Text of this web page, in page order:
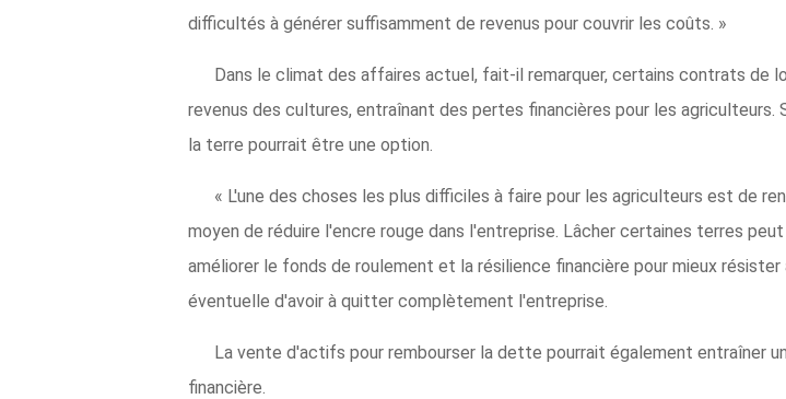
difficultés à générer suffisamment de revenus pour couvrir les coûts. »
Dans le climat des affaires actuel, fait-il remarquer, certains contrats de
revenus des cultures, entraînant des pertes financières pour les agriculteurs.
la terre pourrait être une option.
« L'une des choses les plus difficiles à faire pour les agriculteurs est de
moyen de réduire l'encre rouge dans l'entreprise. Lâcher certaines terres
améliorer le fonds de roulement et la résilience financière pour mieux
éventuelle d'avoir à quitter complètement l'entreprise.
La vente d'actifs pour rembourser la dette pourrait également entraîner
financière.